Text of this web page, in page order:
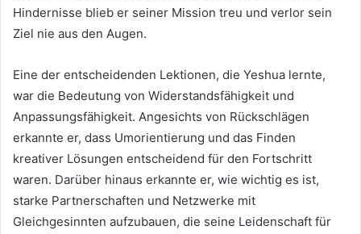
Hindernisse blieb er seiner Mission treu und verlor sein
Ziel nie aus den Augen.
Eine der entscheidenden Lektionen, die Yeshua lernte,
war die Bedeutung von Widerstandsfähigkeit und
Anpassungsfähigkeit. Angesichts von Rückschlägen
erkannte er, dass Umorientierung und das Finden
kreativer Lösungen entscheidend für den Fortschritt
waren. Darüber hinaus erkannte er, wie wichtig es ist,
starke Partnerschaften und Netzwerke mit
Gleichgesinnten aufzubauen, die seine Leidenschaft für